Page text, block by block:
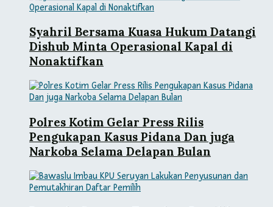
Syahril Bersama Kuasa Hukum Datangi
Dishub Minta Operasional Kapal di
Nonaktifkan
Polres Kotim Gelar Press Rilis
Pengukapan Kasus Pidana Dan juga
Narkoba Selama Delapan Bulan